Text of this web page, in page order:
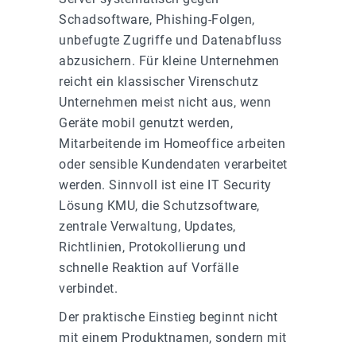
Schadsoftware, Phishing-Folgen,
unbefugte Zugriffe und Datenabfluss
abzusichern. Für kleine Unternehmen
reicht ein klassischer Virenschutz
Unternehmen meist nicht aus, wenn
Geräte mobil genutzt werden,
Mitarbeitende im Homeoffice arbeiten
oder sensible Kundendaten verarbeitet
werden. Sinnvoll ist eine IT Security
Lösung KMU, die Schutzsoftware,
zentrale Verwaltung, Updates,
Richtlinien, Protokollierung und
schnelle Reaktion auf Vorfälle
verbindet.
Der praktische Einstieg beginnt nicht
mit einem Produktnamen, sondern mit